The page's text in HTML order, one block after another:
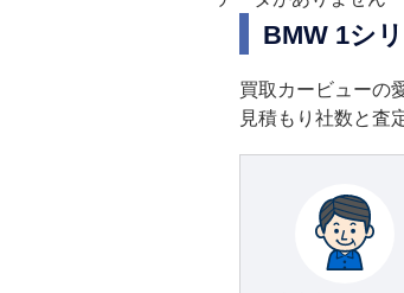
BMW 1シ
買取カービューの
見積もり社数と査